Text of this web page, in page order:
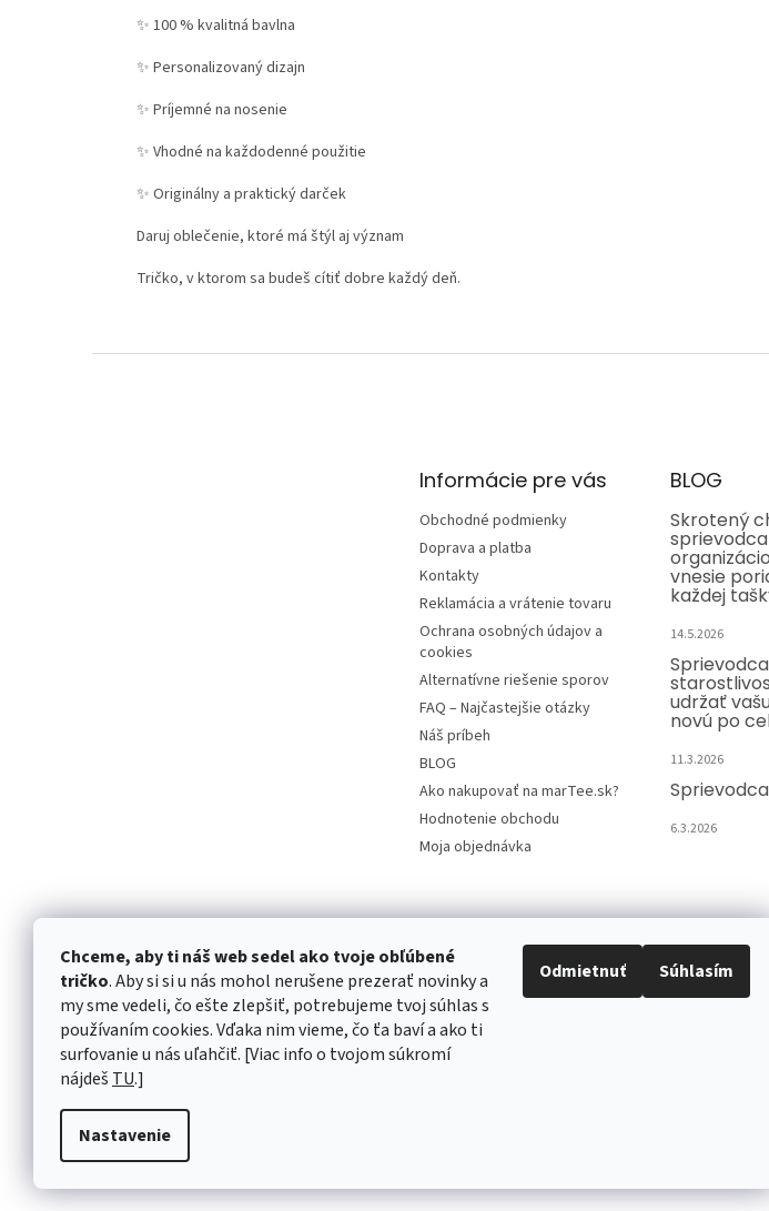
Chceme, aby ti náš web sedel ako tvoje obľúbené
tričko. Aby si si u nás mohol nerušene prezerať novinky a
my sme vedeli, čo ešte zlepšiť, potrebujeme tvoj súhlas s
používaním cookies. Vďaka nim vieme, čo ťa baví a ako ti
surfovanie u nás uľahčiť. [Viac info o tvojom súkromí
nájdeš TU.]
Nastavenie
Odmietnuť Súhlasím
✨ 100 % kvalitná bavlna
✨ Personalizovaný dizajn
✨ Príjemné na nosenie
✨ Vhodné na každodenné použitie
✨ Originálny a praktický darček
Daruj oblečenie, ktoré má štýl aj význam
Tričko, v ktorom sa budeš cítiť dobre každý deň.
Informácie pre vás
Obchodné podmienky
Doprava a platba
Kontakty
Reklamácia a vrátenie tovaru
Ochrana osobných údajov a
cookies
Alternatívne riešenie sporov
FAQ – Najčastejšie otázky
Náš príbeh
BLOG
Ako nakupovať na marTee.sk?
Hodnotenie obchodu
Moja objednávka
BLOG
Skrotený
sprievodca
vnesie
každej
14.5.2026
Sprievodca
udržať
novú po
11.3.2026
6.3.2026
info@
+421